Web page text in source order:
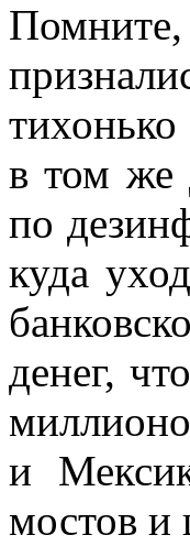
в том же
по
куда
денег,
и
мостов и